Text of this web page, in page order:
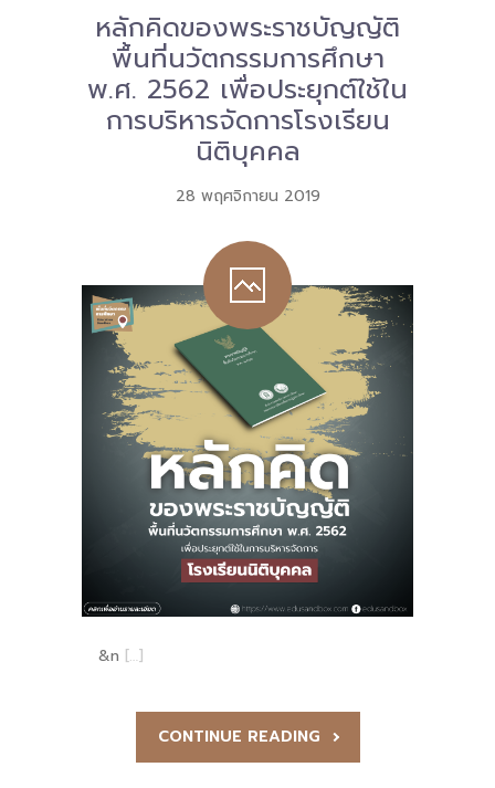
-- หนังสือและเอกสาร
-- กฎหมาย
---- เจตนารมณ์ของ พ.ร.บ.
---- พ.ร.บ. และอนุบัญญัติ
---- พ.ร.ฎ. ขยายเวลาใช้บังคับ พ.ร.บ.พื้นที่นวัตกรรมการ
---- รายงานการประเมินผลสัมฤทธิ์ พ.ร.บ.พื้นที่นวัตกรรม
การศึกษา พ.ศ. 2562
---- รับฟังความคิดเห็นร่าง พ.ร.ฎ. ฯ
---- รายงานการวิเคราะห์ผลกระทบที่อาจเกิดขึ้นจากกฎ
หมายฯ
-- รายงานคณะผู้ประเมินอิสระ
---- รอบประเมิน (พ.ศ. 2562-2564)
-- รายงานประจำปี
-- รายงานผล กขศ.สพท.
หลักคิดของพระราชบัญญัติ
พื้นที่นวัตกรรมการศึกษา
พ.ศ. 2562 เพื่อประยุกต์ใช้ใน
การบริหารจัดการโรงเรียน
นิติบุคคล
28 พฤศจิกายน 2019
&n […]
CONTINUE READING